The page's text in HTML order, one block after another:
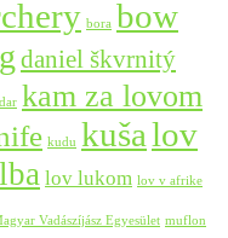
bora bow
daniel škvrnitý
kam za lovom
kudu kušalov
lov lukom lov v afrike
Vadászíjász Egyesület muflon